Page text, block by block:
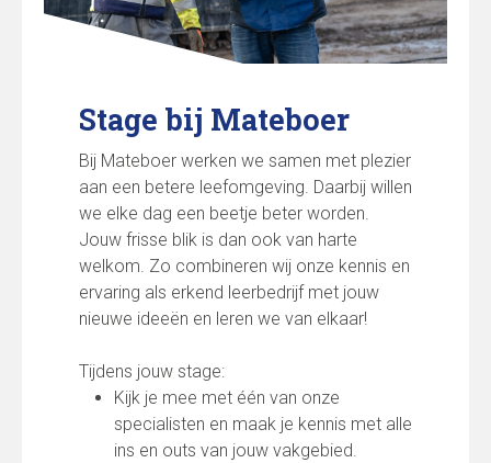
Stage bij Mateboer
Bij Mateboer werken we samen met plezier
aan een betere leefomgeving. Daarbij willen
we elke dag een beetje beter worden.
Jouw frisse blik is dan ook van harte
welkom. Zo combineren wij onze kennis en
ervaring als erkend leerbedrijf met jouw
nieuwe ideeën en leren we van elkaar!
Tijdens jouw stage:
Kijk je mee met één van onze
specialisten en maak je kennis met alle
ins en outs van jouw vakgebied.